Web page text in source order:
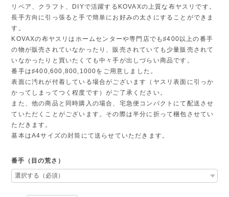
リペア、クラフト、DIYで活躍するKOVAXの上質な布ヤスリです。
長手方向に引っ張ると手で簡単にお好みの太さにすることができま
す。
KOVAXの布ヤスリはホームセンターや専門店でも♯400以上の番手
の物が販売されていなかったり、販売されていても少量販売されて
いなかったりと買いたくても中々手が出しづらい商品です。
番手は♯400,600,800,1000をご用意しました。
表面に汚れが付着している場合がございます（ヤスリ表面に引っか
かってしまってつく程度です）がご了承ください。
また、他の商品と同時購入の場合、宅急便コンパクトにて配送させ
ていただくことがございます。その際は半分に折って梱包させてい
ただきます。
基本はA4サイズの封筒にて送らせていただきます。
番手（目の荒さ）